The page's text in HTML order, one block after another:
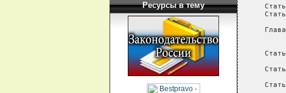
Ресурсы в тему